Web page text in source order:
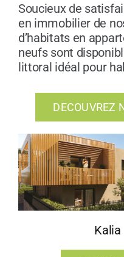
Soucieux de
en immobilier de
d’habitats en
neufs sont
littoral idéal pour
DECOUVREZ
Kalia